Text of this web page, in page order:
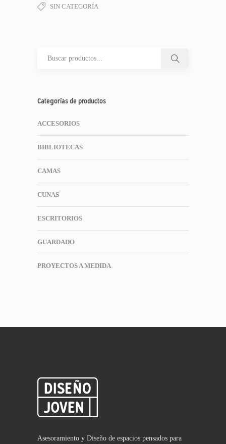
SIN CATEGORÍA
Categorías de productos
ACCESORIOS
BIBLIOTECAS
CAMAS
CUNAS
ESCRITORIOS
GUARDADO
PROYECTOS A MEDIDA
Asesoramiento y Diseño de espacios pensados para